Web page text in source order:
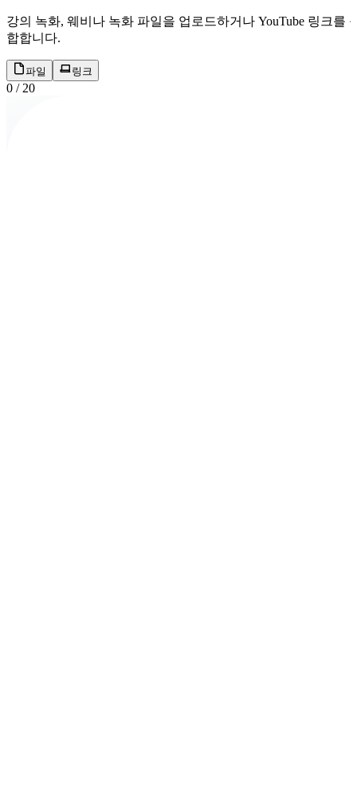
강의 녹화, 웨비나 녹화 파일을 업로드하거나 YouTube 링크
합합니다.
파일 링크
0 / 20